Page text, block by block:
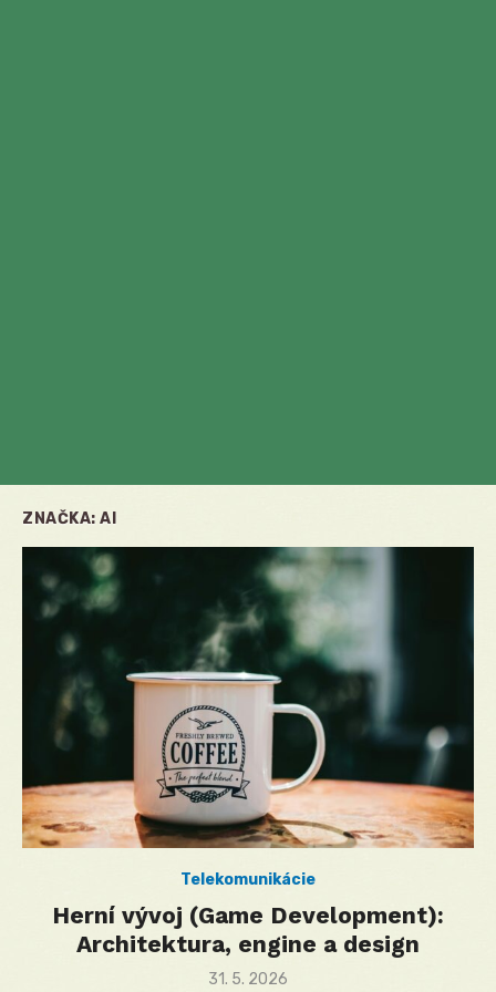
ZNAČKA: AI
Telekomunikácie
Herní vývoj (Game Development):
Architektura, engine a design
Posted
31. 5. 2026